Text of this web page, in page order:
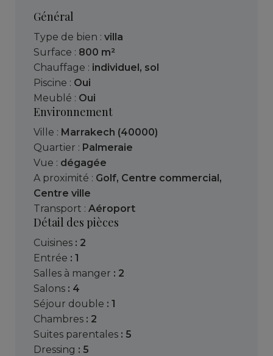
Général
Type de bien : villa
Surface : 800 m²
Chauffage : individuel, sol
Piscine : Oui
Meublé : Oui
Environnement
Ville : Marrakech (40000)
Quartier : Palmeraie
Vue : dégagée
A proximité : Golf, Centre commercial,
Centre ville
Transport : Aéroport
Détail des pièces
cuisines : 2
entrée : 1
salles à manger : 2
salons : 4
séjour double : 1
chambres : 2
suites parentales : 5
dressing : 5